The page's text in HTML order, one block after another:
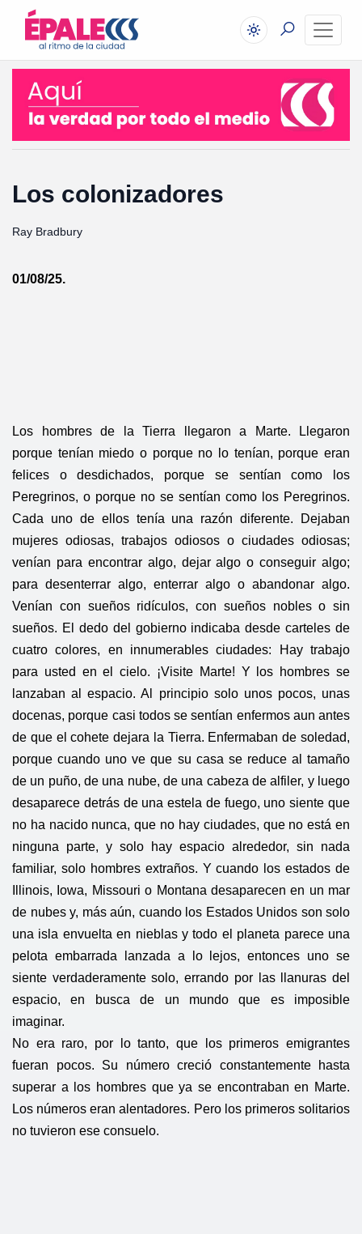
Los colonizadores
Ray Bradbury
01/08/25.
Los hombres de la Tierra llegaron a Marte. Llegaron
porque tenían miedo o porque no lo tenían, porque eran
felices o desdichados, porque se sentían como los
Peregrinos, o porque no se sentían como los Peregrinos.
Cada uno de ellos tenía una razón diferente. Dejaban
mujeres odiosas, trabajos odiosos o ciudades odiosas;
venían para encontrar algo, dejar algo o conseguir algo;
para desenterrar algo, enterrar algo o abandonar algo.
Venían con sueños ridículos, con sueños nobles o sin
sueños. El dedo del gobierno indicaba desde carteles de
cuatro colores, en innumerables ciudades: Hay trabajo
para usted en el cielo. ¡Visite Marte! Y los hombres se
lanzaban al espacio. Al principio solo unos pocos, unas
docenas, porque casi todos se sentían enfermos aun antes
de que el cohete dejara la Tierra. Enfermaban de soledad,
porque cuando uno ve que su casa se reduce al tamaño
de un puño, de una nube, de una cabeza de alfiler, y luego
desaparece detrás de una estela de fuego, uno siente que
no ha nacido nunca, que no hay ciudades, que no está en
ninguna parte, y solo hay espacio alrededor, sin nada
familiar, solo hombres extraños. Y cuando los estados de
Illinois, Iowa, Missouri o Montana desaparecen en un mar
de nubes y, más aún, cuando los Estados Unidos son solo
una isla envuelta en nieblas y todo el planeta parece una
pelota embarrada lanzada a lo lejos, entonces uno se
siente verdaderamente solo, errando por las llanuras del
espacio, en busca de un mundo que es imposible
imaginar.
No era raro, por lo tanto, que los primeros emigrantes
fueran pocos. Su número creció constantemente hasta
superar a los hombres que ya se encontraban en Marte.
Los números eran alentadores. Pero los primeros solitarios
no tuvieron ese consuelo.